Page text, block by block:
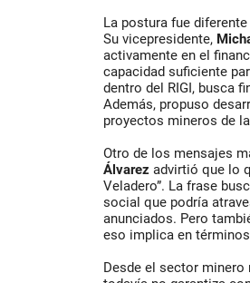
La postura fue
Su vicepresidente,
activamente en el
capacidad suficiente
dentro del RIGI, busca
Además, propuso
proyectos mineros de
Otro de los mensajes
Álvarez advirtió que lo
Veladero”. La frase
social que podría
anunciados. Pero
eso implica en
Desde el sector